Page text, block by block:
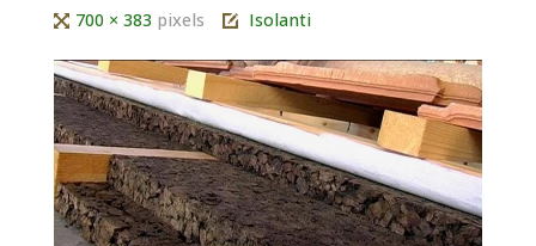
Tutta700 × 383 pixels Isolanti